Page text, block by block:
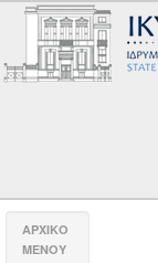
AΡΧΙΚΟ
ΜΕΝΟΥ